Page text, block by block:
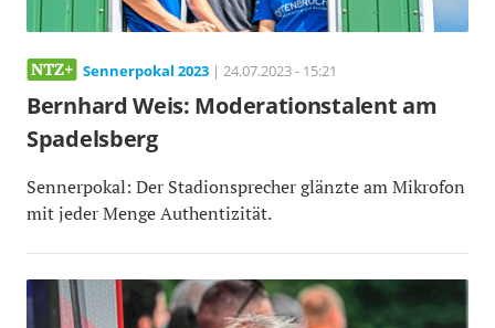
Sennerpokal 2023 | 24.07.2023 - 15:21
Bernhard Weis: Moderationstalent am
Spadelsberg
Sennerpokal: Der Stadionsprecher glänzte am Mikrofon
mit jeder Menge Authentizität.